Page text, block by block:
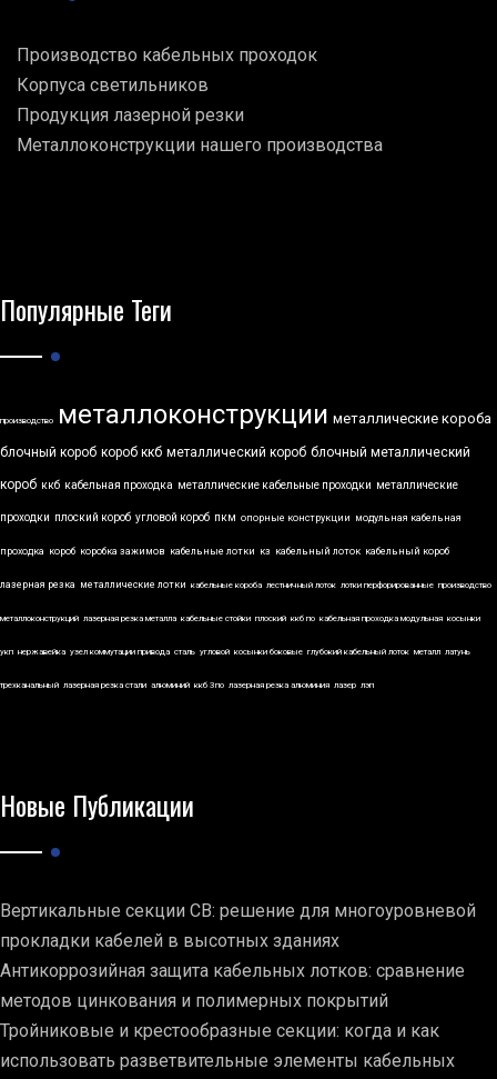
Производство кабельных проходок
Корпуса светильников
Продукция лазерной резки
Металлоконструкции нашего производства
Популярные Теги
производство металлоконструкции металлические короба
блочный короб короб ккб металлический короб блочный металлический
короб ккб кабельная проходка металлические кабельные проходки металлические
проходки плоский короб угловой короб пкм опорные конструкции модульная кабельная
проходка короб коробка зажимов кабельные лотки кз кабельный лоток кабельный короб
лазерная резка металлические лотки кабельные короба лестничный лоток лотки перфорированные производство
металлоконструкций лазерная резка металла кабельные стойки плоский ккб по кабельная проходка модульная косынки
укп нержавейка узел коммутации привода сталь угловой косынки боковые глубокий кабельный лоток металл латунь
трехканальный лазерная резка стали алюминий ккб 3по лазерная резка алюминия лазер лэп
Новые Публикации
Вертикальные секции СВ: решение для многоуровневой
прокладки кабелей в высотных зданиях
Антикоррозийная защита кабельных лотков: сравнение
методов цинкования и полимерных покрытий
Тройниковые и крестообразные секции: когда и как
использовать разветвительные элементы кабельных